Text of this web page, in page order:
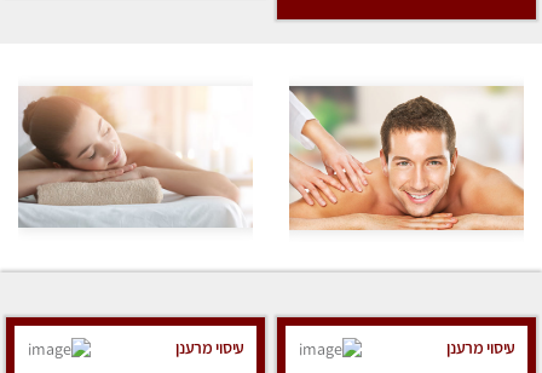
עיסוי מרענן
עיסוי מרענן